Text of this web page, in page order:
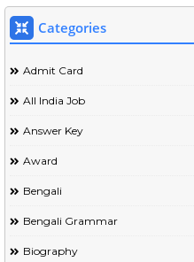
Categories
Admit Card
All India Job
Answer Key
Award
Bengali
Bengali Grammar
Biography